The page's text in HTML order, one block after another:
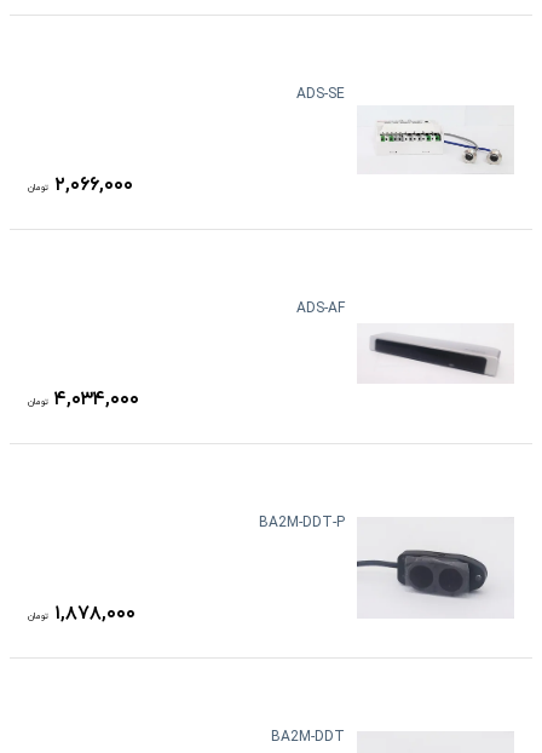
ADS-SE
۲,۰۶۶,۰۰۰ تومان
ADS-AF
۴,۰۳۴,۰۰۰ تومان
BA2M-DDT-P
۱,۸۷۸,۰۰۰ تومان
BA2M-DDT